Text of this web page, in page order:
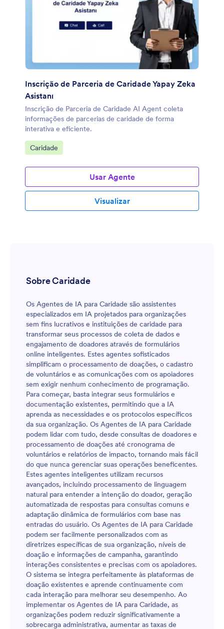
Inscrição de Parceria de Caridade Yapay Zeka
Asistanı
Inscrição de Parceria de Caridade AI Agent coleta
informações de parcerias de caridade de forma
interativa e eficiente.
Ir para Categoria:
Caridade
Usar Agente
Visualizar
Sobre Caridade
Os Agentes de IA para Caridade são assistentes
especializados em IA projetados para organizações
sem fins lucrativos e instituições de caridade para
transformar seus processos de coleta de dados e
engajamento de doadores através de formulários
online inteligentes. Estes agentes sofisticados
simplificam o processamento de doações, o cadastro
de voluntários e as comunicações com os apoiadores
sem exigir nenhum conhecimento de programação.
Para começar, basta integrar seus formulários e
documentação existentes, permitindo que a IA
aprenda as necessidades e os protocolos específicos
da sua organização. Os Agentes de IA para Caridade
podem lidar com tudo, desde consultas de doadores e
processamento de doações até cronograma de
voluntários e relatórios de impacto, tornando mais fácil
do que nunca gerenciar suas operações beneficentes.
Estes agentes inteligentes utilizam recursos
avançados, incluindo processamento de linguagem
natural para entender a intenção do doador, geração
automatizada de respostas para consultas comuns e
adaptação dinâmica de formulários com base nas
entradas do usuário. Os Agentes de IA para Caridade
podem ser facilmente personalizados com as
diretrizes específicas de sua organização, níveis de
doação e informações de campanha, garantindo
interações consistentes e precisas com os apoiadores.
O sistema se integra perfeitamente às plataformas de
doação existentes e aprende continuamente com
cada interação para melhorar seu desempenho. Ao
implementar os Agentes de IA para Caridade, as
organizações podem reduzir significativamente a
sobrecarga administrativa, aumentar as taxas de